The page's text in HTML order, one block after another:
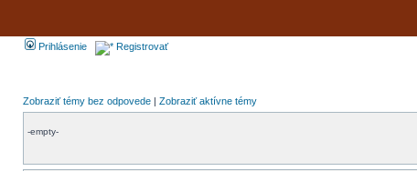
Prihlásenie Registrovať
Zobraziť témy bez odpovede | Zobraziť aktívne témy
-empty-